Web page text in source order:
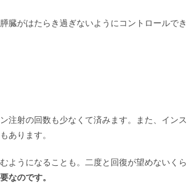
臓がはたらき過ぎないようにコントロールでき
注射の回数も少なくて済みます。また、インス
あります。
ようになることも。二度と回復が望めないくら
なのです。